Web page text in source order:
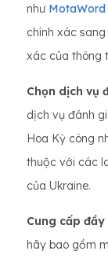
như MotaWord
chính xác
xác của thông
Chọn dịch vụ
dịch vụ đánh
Hoa Kỳ công
thuộc với các
của Ukraine.
Cung cấp đầy
hãy bao gồm